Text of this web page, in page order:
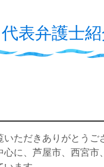
代表弁護士
いただきありがとうご
心に、芦屋市、西宮